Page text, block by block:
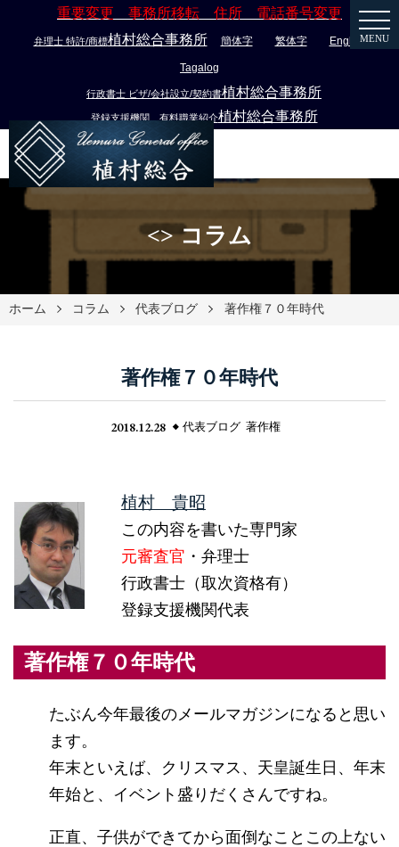
重要変更 事務所移転 住所 電話番号変更
弁理士 特許/商標植村総合事務所 簡体字 繁体字 English
Tagalog
行政書士 ビザ/会社設立/契約書植村総合事務所
登録支援機関 有料職業紹介植村総合事務所
MENU
<> コラム
ホーム コラム 代表ブログ 著作権７０年時代
著作権７０年時代
2018.12.28 代表ブログ 著作権
植村 貴昭
この内容を書いた専門家
元審査官 ・弁理士
行政書士（取次資格有）
登録支援機関代表
著作権７０年時代
たぶん今年最後のメールマガジンになると思い
ます。
年末といえば、クリスマス、天皇誕生日、年末
年始と、イベント盛りだくさんですね。
正直、子供ができてから面倒なことこの上ない